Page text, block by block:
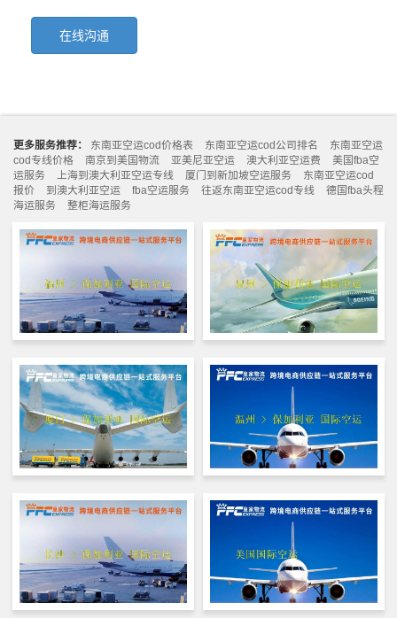
在线沟通
更多服务推荐： 东南亚空运cod价格表 东南亚空运cod公司排名
东南亚空运
cod专线价格
南京到美国物流 亚美尼亚空运 澳大利亚空运费
美国fba空
运服务
上海到澳大利亚空运专线 厦门到新加坡空运服务
东南亚空运cod
报价
到澳大利亚空运 fba空运服务 往返东南亚空运cod专线
德国fba头程
海运服务
整柜海运服务